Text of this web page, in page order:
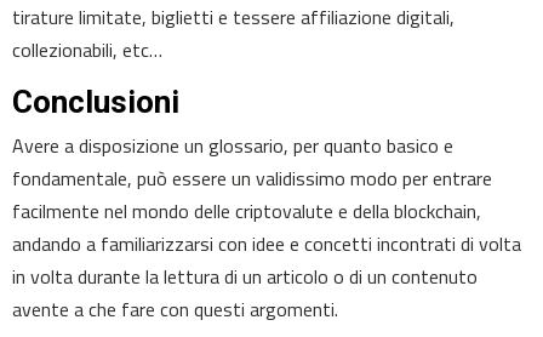
tirature limitate, biglietti e tessere affiliazione digitali,
collezionabili, etc…
Conclusioni
Avere a disposizione un glossario, per quanto basico e
fondamentale, può essere un validissimo modo per entrare
facilmente nel mondo delle criptovalute e della blockchain,
andando a familiarizzarsi con idee e concetti incontrati di volta
in volta durante la lettura di un articolo o di un contenuto
avente a che fare con questi argomenti.